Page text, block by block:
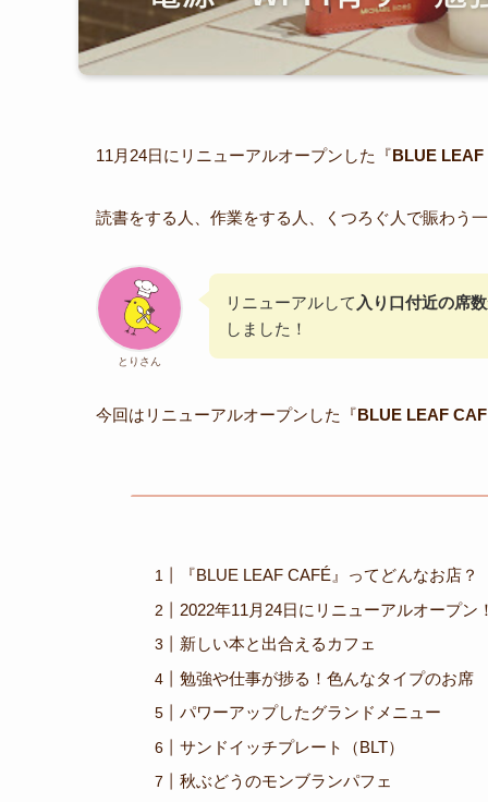
11月24日にリニューアルオープンした『BLUE LEAF
読書をする人、作業をする人、くつろぐ人で賑わう
とりさん
リニューアルして 入り口付近の席
しました！
今回はリニューアルオープンした『BLUE LEAF
『BLUE LEAF CAFÉ』ってどんなお店？
2022年11月24日にリニューアルオープン
新しい本と出合えるカフェ
勉強や仕事が捗る！色んなタイプのお席
パワーアップしたグランドメニュー
サンドイッチプレート（BLT）
秋ぶどうのモンブランパフェ